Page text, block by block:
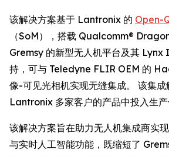
该解决方案基于 Lantronix 的 Open-
（SoM），搭载 Qualcomm®
Gremsy 的新型无人机平台及其 Lynx
持，可与 Teledyne FLIR OEM 的
像-可见光相机实现无缝集成。 该集
Lantronix 多家客户的产品中投入生产
该解决方案旨在助力无人机集成商实
与实时人工智能功能，既缩短了